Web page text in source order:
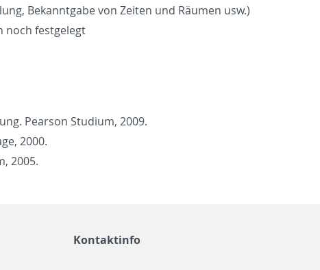
Bekan­nt­gabe von Zeiten und Räumen usw.)
noch fest­gelegt
Pear­son Studium, 2009.
2000.
2005.
Kontaktinfo